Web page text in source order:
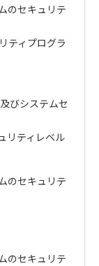
のセキュリテ
ティプログラ
びシステムセ
リティレベル
のセキュリテ
のセキュリテ